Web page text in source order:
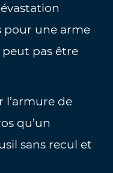
pour une arme
pas être
l’armure de
qu’un
sans recul et